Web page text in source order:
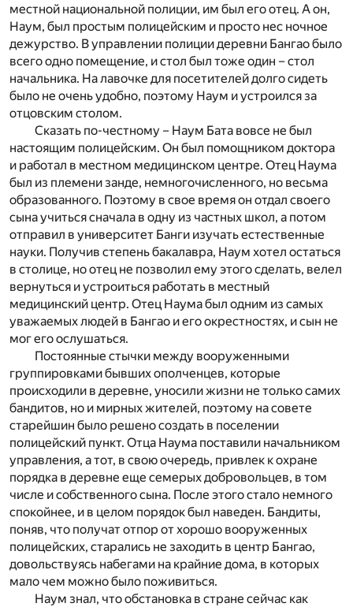
местной национальной полиции, им был его отец. А он,
Наум, был простым полицейским и просто нес ночное
дежурство. В управлении полиции деревни Бангао было
всего одно помещение, и стол был тоже один – стол
начальника. На лавочке для посетителей долго сидеть
было не очень удобно, поэтому Наум и устроился за
отцовским столом.
Сказать по-честному – Наум Бата вовсе не был
настоящим полицейским. Он был помощником доктора
и работал в местном медицинском центре. Отец Наума
был из племени занде, немногочисленного, но весьма
образованного. Поэтому в свое время он отдал своего
сына учиться сначала в одну из частных школ, а потом
отправил в университет Банги изучать естественные
науки. Получив степень бакалавра, Наум хотел остаться
в столице, но отец не позволил ему этого сделать, велел
вернуться и устроиться работать в местный
медицинский центр. Отец Наума был одним из самых
уважаемых людей в Бангао и его окрестностях, и сын не
мог его ослушаться.
Постоянные стычки между вооруженными
группировками бывших ополченцев, которые
происходили в деревне, уносили жизни не только самих
бандитов, но и мирных жителей, поэтому на совете
старейшин было решено создать в поселении
полицейский пункт. Отца Наума поставили начальником
управления, а тот, в свою очередь, привлек к охране
порядка в деревне еще семерых добровольцев, в том
числе и собственного сына. После этого стало немного
спокойнее, и в целом порядок был наведен. Бандиты,
поняв, что получат отпор от хорошо вооруженных
полицейских, старались не заходить в центр Бангао,
довольствуясь набегами на крайние дома, в которых
мало чем можно было поживиться.
Наум знал, что обстановка в стране сейчас как